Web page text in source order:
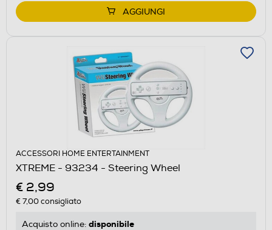
AGGIUNGI
ACCESSORI HOME ENTERTAINMENT
XTREME - 93234 - Steering Wheel
€ 2,99
€ 7,00consigliato
Acquisto online: disponibile